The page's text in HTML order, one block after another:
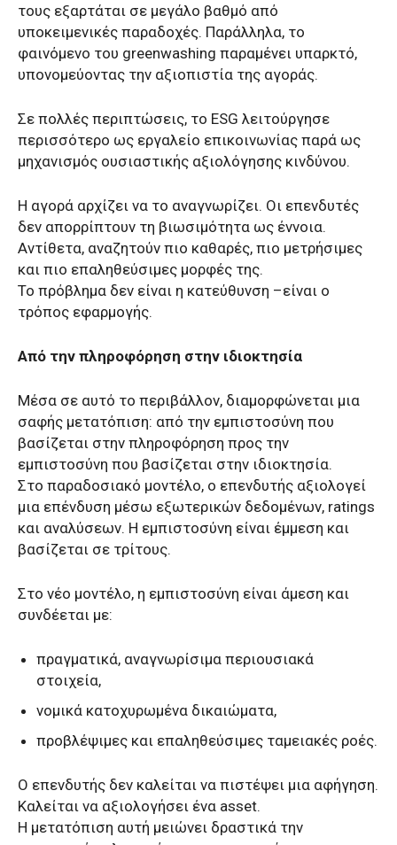
τους εξαρτάται σε μεγάλο βαθμό από
υποκειμενικές παραδοχές. Παράλληλα, το
φαινόμενο του greenwashing παραμένει υπαρκτό,
υπονομεύοντας την αξιοπιστία της αγοράς.
Σε πολλές περιπτώσεις, το ESG λειτούργησε
περισσότερο ως εργαλείο επικοινωνίας παρά ως
μηχανισμός ουσιαστικής αξιολόγησης κινδύνου.
Η αγορά αρχίζει να το αναγνωρίζει. Οι επενδυτές
δεν απορρίπτουν τη βιωσιμότητα ως έννοια.
Αντίθετα, αναζητούν πιο καθαρές, πιο μετρήσιμες
και πιο επαληθεύσιμες μορφές της.
Το πρόβλημα δεν είναι η κατεύθυνση –είναι ο
τρόπος εφαρμογής.
Από την πληροφόρηση στην ιδιοκτησία
Μέσα σε αυτό το περιβάλλον, διαμορφώνεται μια
σαφής μετατόπιση: από την εμπιστοσύνη που
βασίζεται στην πληροφόρηση προς την
εμπιστοσύνη που βασίζεται στην ιδιοκτησία.
Στο παραδοσιακό μοντέλο, ο επενδυτής αξιολογεί
μια επένδυση μέσω εξωτερικών δεδομένων, ratings
και αναλύσεων. Η εμπιστοσύνη είναι έμμεση και
βασίζεται σε τρίτους.
Στο νέο μοντέλο, η εμπιστοσύνη είναι άμεση και
συνδέεται με:
πραγματικά, αναγνωρίσιμα περιουσιακά
στοιχεία,
νομικά κατοχυρωμένα δικαιώματα,
προβλέψιμες και επαληθεύσιμες ταμειακές ροές.
Ο επενδυτής δεν καλείται να πιστέψει μια αφήγηση.
Καλείται να αξιολογήσει ένα asset.
Η μετατόπιση αυτή μειώνει δραστικά την